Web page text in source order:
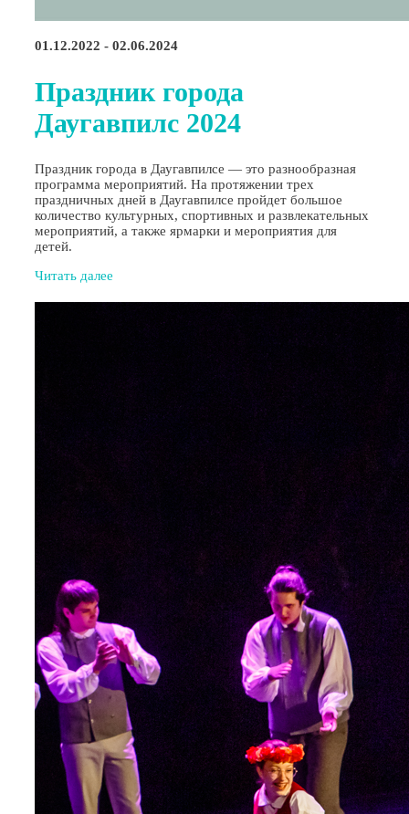
01.12.2022 - 02.06.2024
Праздник города
Даугавпилс 2024
Праздник города в Даугавпилсе — это разнообразная
программа мероприятий. На протяжении трех
праздничных дней в Даугавпилсе пройдет большое
количество культурных, спортивных и развлекательных
мероприятий, а также ярмарки и мероприятия для
детей.
Читать далее